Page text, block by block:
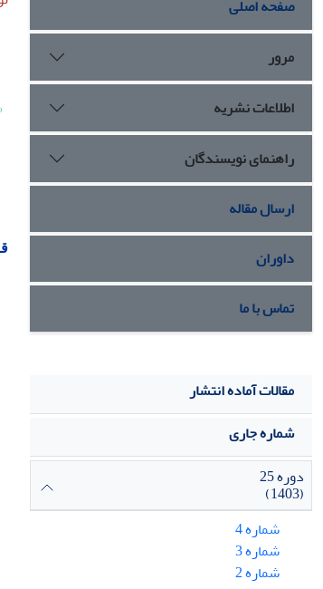
صفحه اصلی
مرور
اطلاعات نشریه
راهنمای نویسندگان
ارسال مقاله
داوران
تماس با ما
مقالات آماده انتشار
شماره جاری
دوره 25
(1403)
شماره 4
شماره 3
شماره 2